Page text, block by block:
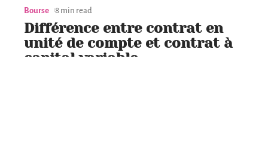
Bourse 8 min read
Différence entre contrat en
unité de compte et contrat à
capital variable